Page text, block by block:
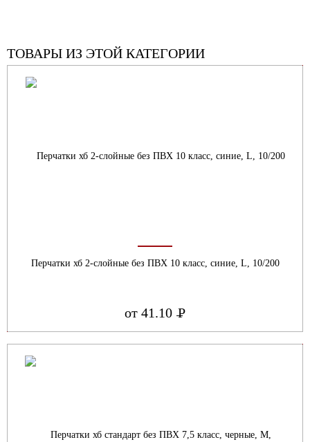
ТОВАРЫ ИЗ ЭТОЙ КАТЕГОРИИ
Перчатки хб 2-слойные без ПВХ 10 класс, синие, L, 10/200
от 41.10 Р
УБ.